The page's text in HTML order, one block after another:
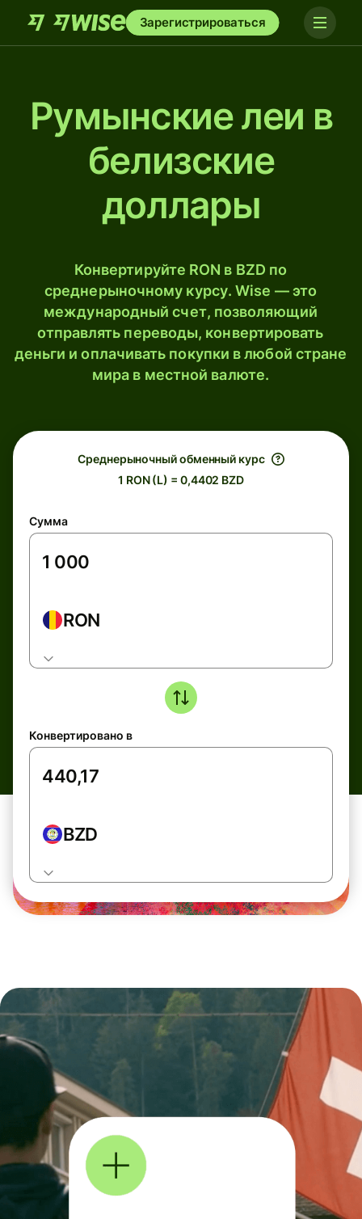
Зарегистрироваться
Румынские леи в
белизские
доллары
Конвертируйте RON в BZD по
среднерыночному курсу. Wise — это
международный счет, позволяющий
отправлять переводы, конвертировать
деньги и оплачивать покупки в любой стране
мира в местной валюте.
Среднерыночный обменный курс
1 RON (L) = 0,4402 BZD
Сумма
RON
Конвертировано в
BZD